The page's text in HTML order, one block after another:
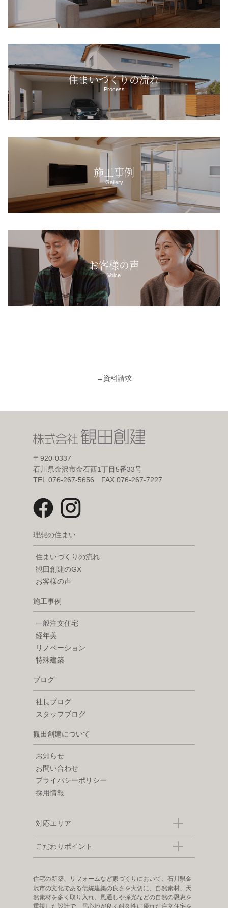
住まいづくりの流れ
Process
施工事例
Gallery
お客様の声
Voice
→ 資料請求
〒920-0337
石川県金沢市金石西1丁目5番33号
TEL.076-267-5656 FAX.076-267-7227
理想の住まい
住まいづくりの流れ
観田創建のGX
お客様の声
施工事例
一般注文住宅
経年美
リノベーション
特殊建築
ブログ
社長ブログ
スタッフブログ
観田創建について
お知らせ
お問い合わせ
プライバシーポリシー
採用情報
対応エリア
こだわりポイント
住宅の新築、リフォームなど家づくりにおいて、石川県金
沢市の文化である伝統建築の良さを大切に、自然素材、天
然素材を多く取り入れ、風通しや採光などの自然の恩恵を
重視した設計で、居心地が良く耐久性に優れた注文住宅を